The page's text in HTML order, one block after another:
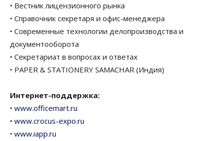
• Вестник лицензионного рынка
• Справочник секретаря и офис-менеджера
• Современные технологии делопроизводства и
документооборота
• Секретариат в вопросах и ответах
• PAPER & STATIONERY SAMACHAR (Индия)
Интернет-поддержка:
• www.officemart.ru
• www.crocus-expo.ru
• www.iapp.ru